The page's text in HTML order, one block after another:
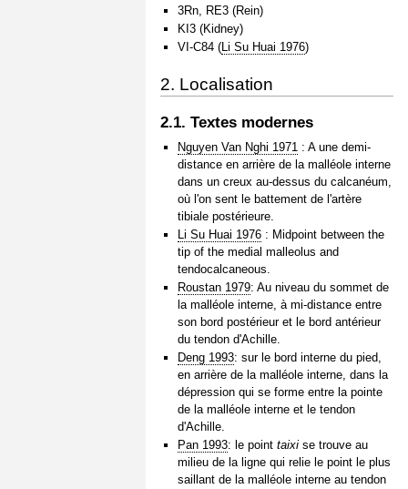
3Rn, RE3 (Rein)
KI3 (Kidney)
VI-C84 (Li Su Huai 1976)
2. Localisation
2.1. Textes modernes
Nguyen Van Nghi 1971 : A une demi-
distance en arrière de la malléole interne
dans un creux au-dessus du calcanéum,
où l'on sent le battement de l'artère
tibiale postérieure.
Li Su Huai 1976 : Midpoint between the
tip of the medial malleolus and
tendocalcaneous.
Roustan 1979: Au niveau du sommet de
la malléole interne, à mi-distance entre
son bord postérieur et le bord antérieur
du tendon d'Achille.
Deng 1993: sur le bord interne du pied,
en arrière de la malléole interne, dans la
dépression qui se forme entre la pointe
de la malléole interne et le tendon
d'Achille.
Pan 1993: le pointtaixi se trouve au
milieu de la ligne qui relie le point le plus
saillant de la malléole interne au tendon